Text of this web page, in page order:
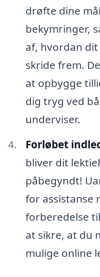
drøfte dine
bekymringer,
af, hvordan
skride frem.
at opbygge
dig tryg ved
underviser.
Forløbet
bliver dit
påbegyndt!
for assistanse
forberedelse
at sikre, at du
mulige online